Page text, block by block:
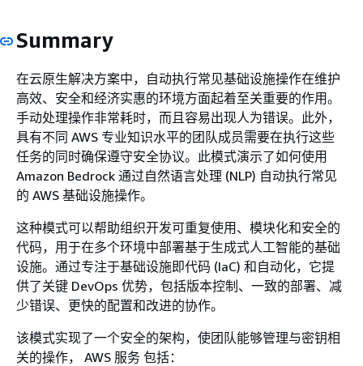
Summary
在云原生解决方案中，自动执行常见基础设施操作在维护
高效、安全和经济实惠的环境方面起着至关重要的作用。
手动处理操作非常耗时，而且容易出现人为错误。此外，
具有不同 AWS 专业知识水平的团队成员需要在执行这些
任务的同时确保遵守安全协议。此模式演示了如何使用
Amazon Bedrock 通过自然语言处理 (NLP) 自动执行常见
的 AWS 基础设施操作。
这种模式可以帮助组织开发可重复使用、模块化和安全的
代码，用于在多个环境中部署基于生成式人工智能的基础
设施。通过专注于基础设施即代码 (IaC) 和自动化，它提
供了关键 DevOps 优势，包括版本控制、一致的部署、减
少错误、更快的配置和改进的协作。
该模式实现了一个安全的架构，使团队能够管理与密钥相
关的操作， AWS 服务 包括：